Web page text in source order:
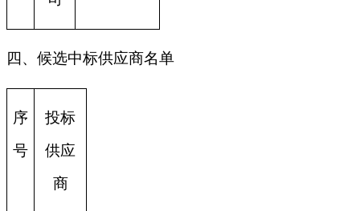
四、候选中标供应商名单
序
号
投标
供应
商